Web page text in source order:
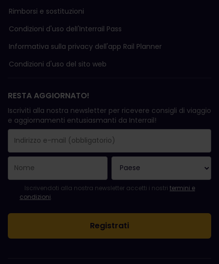
Rimborsi e sostituzioni
Condizioni d'uso delI'Interrail Pass
Informativa sulla privacy dell'app Rail Planner
Condizioni d'uso del sito web
RESTA AGGIORNATO!
Iscriviti alla nostra newsletter per ricevere consigli di viaggio
e aggiornamenti entusiasmanti da Interrail!
Il campo "Indirizzo e-mail" è obbligatorio.
L'indirizzo e-mail non è valido.
Si è verificato un errore durante l'iscrizione alla newsletter.
Sei già iscritto a questa newsletter!
Per iscriversi alla newsletter, accettare i termini e le condizioni.
Iscrivendoti alla nostra newsletter accetti i nostri termini e
condizioni.